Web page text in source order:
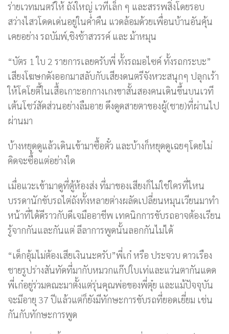
ร่ายเวทมนตร์ให้ ถังใหญ่ เวทีเล็ก ๆ และสรรพสิ่งโดยรอบ
สว่างไสวโดดเด่นอยู่ในค่ำคืน แวดล้อมด้วยเพื่อนบ้านอันคุ้น
เคยอย่าง รถบัมพ์,ชิงช้าสวรรค์ และ ม้าหมุน
“บัตร 1 ใบ 2 รายการเลยครับพี่ ทั้งรถมอไซค์ ทั้งรถกระบะ”
เสียงโฆษกดังออกมาสลับกับเสียงดนตรีจังหวะสนุกๆ ปลุกเร้า
ให้โคโยตี้ในเสื้อเกาะอกกางเกงขาสั้นสองคนเดินขึ้นบนเวที
เต้นโชว์สัดส่วนอย่างลืมอาย ดึงดูดสายตาของผู้(ชาย)ที่ผ่านไป
ผ่านมา
บ้างหยุดดูแล้วเดินเข้ามาซื้อตั๋ว และบ้างก็หยุดดูเฉยๆโดยไม่
คิดจะซื้อแต่อย่างใด
เมื่อแวะเข้ามาดูที่ตู้ห้องส่ง ที่มาของเสียงก็ไม่ใช่ใครที่ไหน
บรรดานักขับรถไต่ถังทั้งหลายต่างผลัดเปลี่ยนหมุนเวียนมาทำ
หน้าที่ได้ดีราวกับดีเจมืออาชีพ เทคนิกการขับรถอาจต้องเรียน
รู้จากกันและกันแต่ ลีลาการพูดนั้นลอกกันไม่ได้
“เด็กอุ้มไม่ต้องเสียเงินนะครับ”พี่เก๋ หรือ ประจวบ ดาวเรือง
ชายรูปร่างสันทัดที่มากับหมวกแก๊ปใบเท่และแว่นตากันแดด
พี่เก๋อยู่ร่วมคณะมาตั้งแต่รุ่นคุณพ่อของพี่ตุ๋ย และแม้ปัจจุบัน
จะมีอายุ 37 ปีแล้วแต่ก็ยังมีทักษะการขับรถที่ยอดเยี่ยม เช่น
กันกับทักษะการพูด